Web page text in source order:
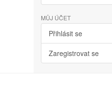
MŮJ ÚČET
Přihlásit se
Zaregistrovat se